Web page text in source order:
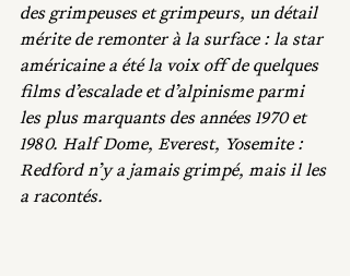
des grimpeuses et grimpeurs, un détail
mérite de remonter à la surface : la star
américaine a été la voix off de quelques
films d’escalade et d’alpinisme parmi
les plus marquants des années 1970 et
1980. Half Dome, Everest, Yosemite :
Redford n’y a jamais grimpé, mais il les
a racontés.